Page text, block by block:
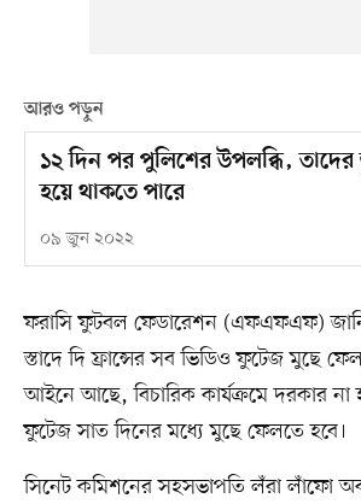
আরও পড়ুন
১২ দিন পর পুলিশের উপলব্ধি,
হয়ে থাকতে পারে
০৯ জুন ২০২২
ফরাসি ফুটবল ফেডারেশন (এফএফএফ)
স্তাদে দি ফ্রান্সের সব ভিডিও ফুটেজ মুছে
আইনে আছে, বিচারিক কার্যক্রমে দরকার
ফুটেজ সাত দিনের মধ্যে মুছে ফেলতে হবে।
সিনেট কমিশনের সহসভাপতি লঁরা লাঁফো